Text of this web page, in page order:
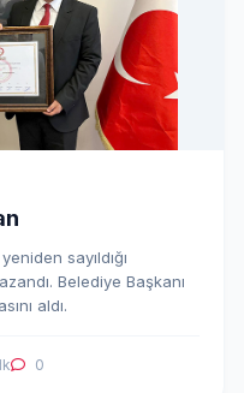
sayıldığı
Belediye Başkanı
aldı.
0